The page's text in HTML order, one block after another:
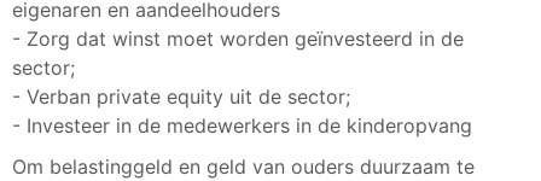
eigenaren en aandeelhouders
- Zorg dat winst moet worden geïnvesteerd in de
sector;
- Verban private equity uit de sector;
- Investeer in de medewerkers in de kinderopvang
Om belastinggeld en geld van ouders duurzaam te